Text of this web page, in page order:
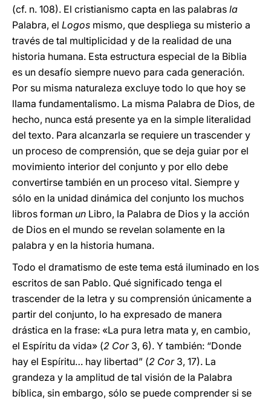
(cf. n. 108). El cristianismo capta en las palabras la
Palabra, el Logos mismo, que despliega su misterio a
través de tal multiplicidad y de la realidad de una
historia humana. Esta estructura especial de la Biblia
es un desafío siempre nuevo para cada generación.
Por su misma naturaleza excluye todo lo que hoy se
llama fundamentalismo. La misma Palabra de Dios, de
hecho, nunca está presente ya en la simple literalidad
del texto. Para alcanzarla se requiere un trascender y
un proceso de comprensión, que se deja guiar por el
movimiento interior del conjunto y por ello debe
convertirse también en un proceso vital. Siempre y
sólo en la unidad dinámica del conjunto los muchos
libros forman un Libro, la Palabra de Dios y la acción
de Dios en el mundo se revelan solamente en la
palabra y en la historia humana.
Todo el dramatismo de este tema está iluminado en los
escritos de san Pablo. Qué significado tenga el
trascender de la letra y su comprensión únicamente a
partir del conjunto, lo ha expresado de manera
drástica en la frase: «La pura letra mata y, en cambio,
el Espíritu da vida» (2 Cor3, 6). Y también: “Donde
hay el Espíritu… hay libertad” (2 Cor3, 17). La
grandeza y la amplitud de tal visión de la Palabra
bíblica, sin embargo, sólo se puede comprender si se